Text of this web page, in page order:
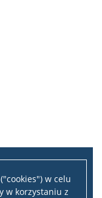
w celu
w korzystaniu z